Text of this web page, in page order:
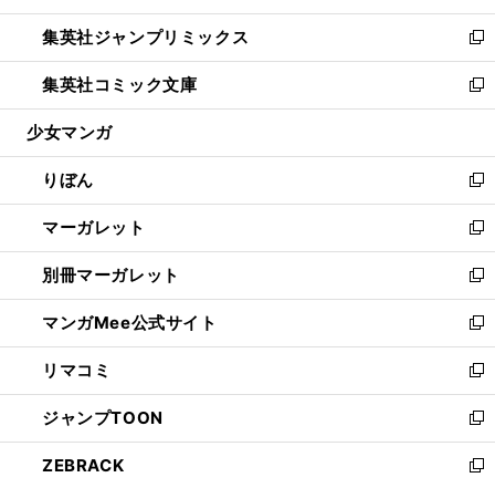
開
く
ウ
で
開
く
ン
ド
ウ
で
開
ウ
ィ
ン
ド
ウ
開
く
し
い
ウ
ィ
ン
ウ
で
開
く
集英社ジャンプリミックス
新
し
い
ウ
ン
ド
ウ
で
開
く
集英社コミック文庫
新
し
ウ
ィ
ン
ド
ウ
で
開
く
少女マンガ
りぼん
新
し
い
ウ
ィ
ン
ド
ウ
で
開
く
マーガレット
新
し
い
ウ
ィ
ン
ド
ウ
で
開
く
別冊マーガレット
新
し
い
ウ
ィ
ン
ド
ウ
で
マンガMee公式サイト
新
し
い
ウ
ィ
ン
ド
リマコミ
新
し
い
ウ
ィ
ジャンプTOON
新
し
い
ZEBRACK
新